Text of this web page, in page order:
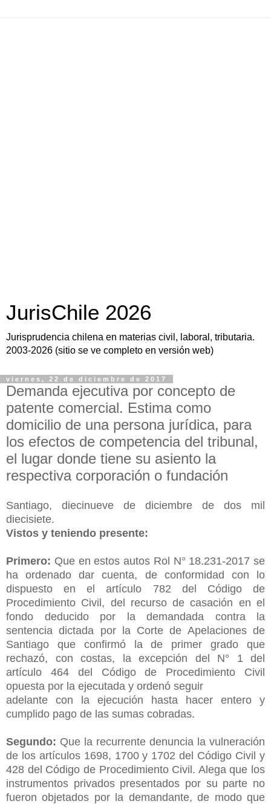
JurisChile 2026
Jurisprudencia chilena en materias civil, laboral, tributaria.
2003-2026 (sitio se ve completo en versión web)
viernes, 22 de diciembre de 2017
Demanda ejecutiva por concepto de
patente comercial. Estima como
domicilio de una persona jurídica, para
los efectos de competencia del tribunal,
el lugar donde tiene su asiento la
respectiva corporación o fundación
Santiago, diecinueve de diciembre de dos mil
diecisiete.
Vistos y teniendo presente:
Primero: Que en estos autos Rol N° 18.231-2017 se
ha ordenado dar cuenta, de conformidad con lo
dispuesto en el artículo 782 del Código de
Procedimiento Civil, del recurso de casación en el
fondo deducido por la demandada contra la
sentencia dictada por la Corte de Apelaciones de
Santiago que confirmó la de primer grado que
rechazó, con costas, la excepción del N° 1 del
artículo 464 del Código de Procedimiento Civil
opuesta por la ejecutada y ordenó seguir
adelante con la ejecución hasta hacer entero y
cumplido pago de las sumas cobradas.
Segundo: Que la recurrente denuncia la vulneración
de los artículos 1698, 1700 y 1702 del Código Civil y
428 del Código de Procedimiento Civil. Alega que los
instrumentos privados presentados por su parte no
fueron objetados por la demandante, de modo que